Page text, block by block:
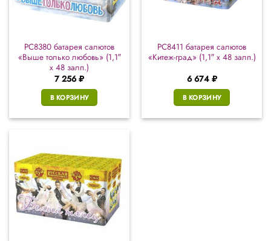
РС8380 батарея салютов
«Выше только любовь» (1,1″
х 48 залп.)
7 256₽
В КОРЗИНУ
РС8411 батарея салютов
«Китеж-град» (1,1″ х 48 залп.)
6 674 ₽
В КОРЗИНУ